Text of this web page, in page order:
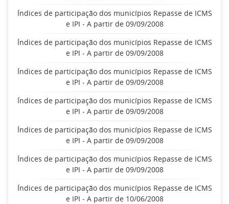
Índices de participação dos municípios Repasse de ICMS
e IPI - A partir de 09/09/2008
Índices de participação dos municípios Repasse de ICMS
e IPI - A partir de 09/09/2008
Índices de participação dos municípios Repasse de ICMS
e IPI - A partir de 09/09/2008
Índices de participação dos municípios Repasse de ICMS
e IPI - A partir de 09/09/2008
Índices de participação dos municípios Repasse de ICMS
e IPI - A partir de 09/09/2008
Índices de participação dos municípios Repasse de ICMS
e IPI - A partir de 09/09/2008
Índices de participação dos municípios Repasse de ICMS
e IPI - A partir de 10/06/2008